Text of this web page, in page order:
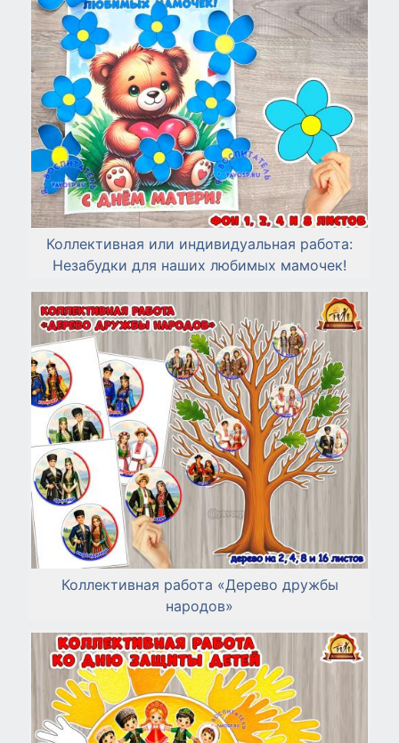
Коллективная или индивидуальная работа:
Незабудки для наших любимых мамочек!
Коллективная работа «Дерево дружбы
народов»